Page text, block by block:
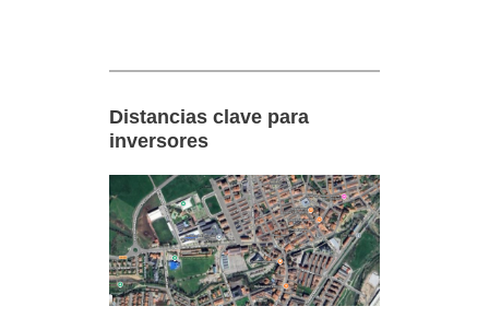
Distancias clave para
inversores